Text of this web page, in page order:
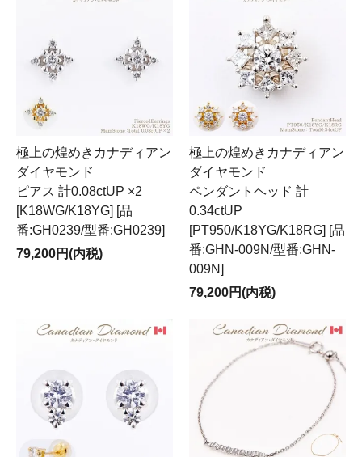
極上の煌めきカナディアン
ダイヤモンド
ピアス 計0.08ctUP ×2
[K18WG/K18YG] [品
番:GH0239/型番:GH0239]
79,200円(内税)
極上の煌めきカナディアン
ダイヤモンド
ペンダントヘッド 計
0.34ctUP
[PT950/K18YG/K18RG] [品
番:GHN-009N/型番:GHN-
009N]
79,200円(内税)